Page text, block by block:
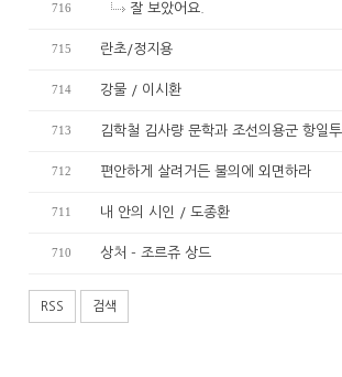
716 잘 보았어요.
715 란초/정지용
714 강물 / 이시환
713 김학철 김사량 문학과 조선의용군 항일
712 편안하게 살려거든 불의에 외면하라
711 내 안의 시인 / 도종환
710 상처 - 조르쥬 상드
RSS 검색